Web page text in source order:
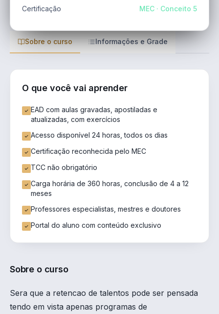
Sobre o curso Informações e Grade
O que você vai aprender
EAD com aulas gravadas, apostiladas e
atualizadas, com exercícios
Acesso disponível 24 horas, todos os dias
Certificação reconhecida pelo MEC
TCC não obrigatório
Carga horária de 360 horas, conclusão de 4 a 12
meses
Professores especialistas, mestres e doutores
Portal do aluno com conteúdo exclusivo
Sobre o curso
Sera que a retencao de talentos pode ser pensada
tendo em vista apenas programas de
Certificação MEC · Conceito 5